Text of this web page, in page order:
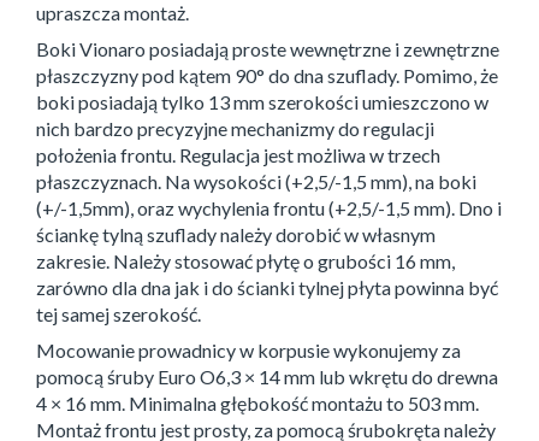
upraszcza montaż.
Boki Vionaro posiadają proste wewnętrzne i zewnętrzne
płaszczyzny pod kątem 90° do dna szuflady. Pomimo, że
boki posiadają tylko 13 mm szerokości umieszczono w
nich bardzo precyzyjne mechanizmy do regulacji
położenia frontu. Regulacja jest możliwa w trzech
płaszczyznach. Na wysokości (+2,5/-1,5 mm), na boki
(+/-1,5mm), oraz wychylenia frontu (+2,5/-1,5 mm). Dno i
ściankę tylną szuflady należy dorobić w własnym
zakresie. Należy stosować płytę o grubości 16 mm,
zarówno dla dna jak i do ścianki tylnej płyta powinna być
tej samej szerokość.
Mocowanie prowadnicy w korpusie wykonujemy za
pomocą śruby Euro O6,3 × 14 mm lub wkrętu do drewna
4 × 16 mm. Minimalna głębokość montażu to 503 mm.
Montaż frontu jest prosty, za pomocą śrubokręta należy